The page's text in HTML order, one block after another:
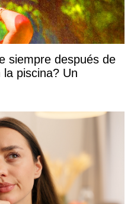
siempre después de
piscina? Un